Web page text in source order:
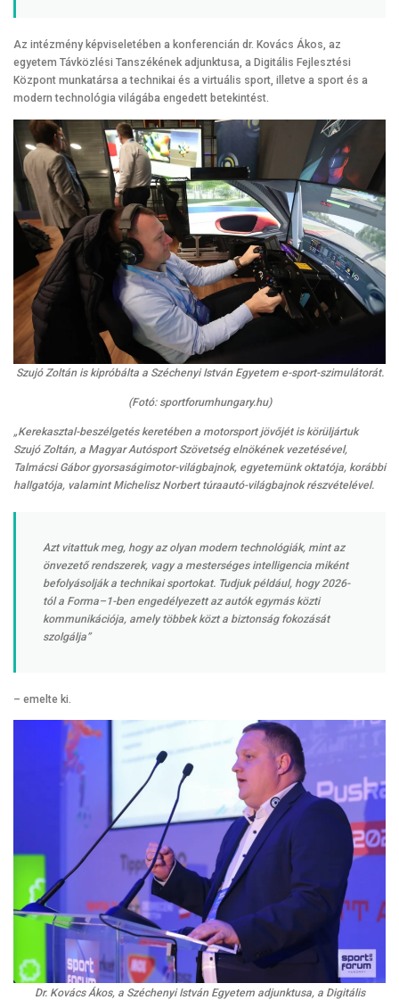
Az intézmény képviseletében a konferencián dr. Kovács Ákos, az
egyetem Távközlési Tanszékének adjunktusa, a Digitális Fejlesztési
Központ munkatársa a technikai és a virtuális sport, illetve a sport és a
modern technológia világába engedett betekintést.
Szujó Zoltán is kipróbálta a Széchenyi István Egyetem e-sport-szimulátorát.
(Fotó: sportforumhungary.hu)
„Kerekasztal-beszélgetés keretében a motorsport jövőjét is körüljártuk
Szujó Zoltán, a Magyar Autósport Szövetség elnökének vezetésével,
Talmácsi Gábor gyorsaságimotor-világbajnok, egyetemünk oktatója, korábbi
hallgatója, valamint Michelisz Norbert túraautó-világbajnok részvételével.
Azt vitattuk meg, hogy az olyan modern technológiák, mint az
önvezető rendszerek, vagy a mesterséges intelligencia miként
befolyásolják a technikai sportokat. Tudjuk például, hogy 2026-
tól a Forma–1-ben engedélyezett az autók egymás közti
kommunikációja, amely többek közt a biztonság fokozását
szolgálja”
– emelte ki.
Dr. Kovács Ákos, a Széchenyi István Egyetem adjunktusa, a Digitális